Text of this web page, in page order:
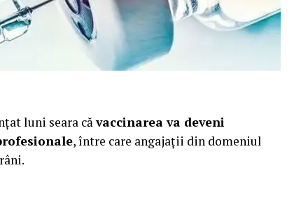
luni seara căvaccinarea va deveni
, între care angajații din domeniul